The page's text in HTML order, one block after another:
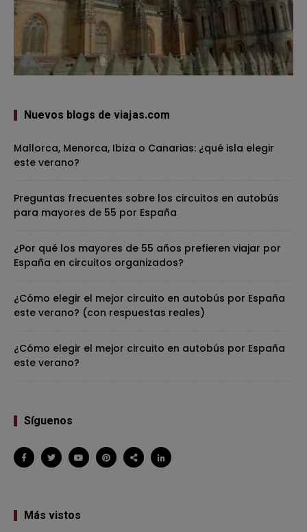
Nuevos blogs de viajas.com
Mallorca, Menorca, Ibiza o Canarias: ¿qué isla elegir
este verano?
Preguntas frecuentes sobre los circuitos en autobús
para mayores de 55 por España
¿Por qué los mayores de 55 años prefieren viajar por
España en circuitos organizados?
¿Cómo elegir el mejor circuito en autobús por España
este verano? (con respuestas reales)
¿Cómo elegir el mejor circuito en autobús por España
este verano?
Síguenos
Más vistos